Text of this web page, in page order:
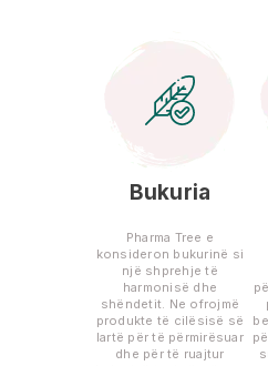
Bukuria
Pharma Tree e
konsideron bukurinë si
një shprehje të
harmonisë dhe
shëndetit. Ne ofrojmë
produkte të cilësisë së
lartë për të përmirësuar
dhe për të ruajtur